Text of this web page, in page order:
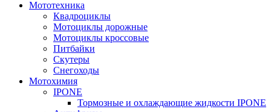
Мототехника
Квадроциклы
Мотоциклы дорожные
Мотоциклы кроссовые
Питбайки
Скутеры
Снегоходы
Мотохимия
IPONE
Тормозные и охлаждающие жидкости IPONE